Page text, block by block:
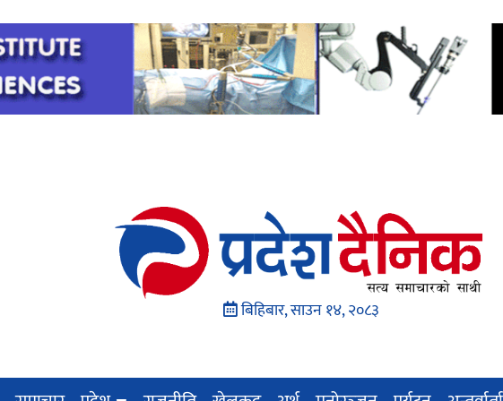
बिहिबार, साउन १४, २०८३